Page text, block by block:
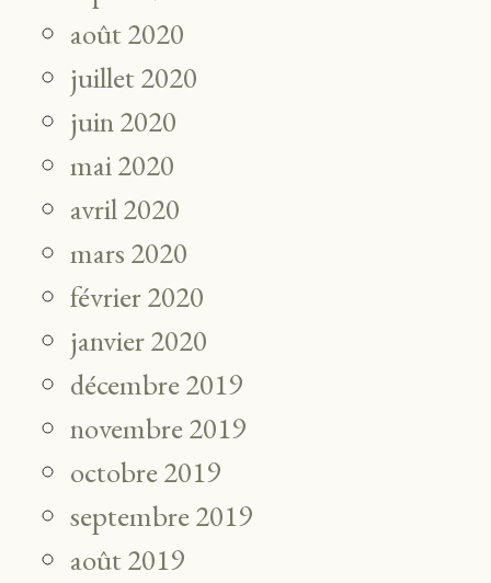
août 2020
juillet 2020
juin 2020
mai 2020
avril 2020
mars 2020
février 2020
janvier 2020
décembre 2019
novembre 2019
octobre 2019
septembre 2019
août 2019